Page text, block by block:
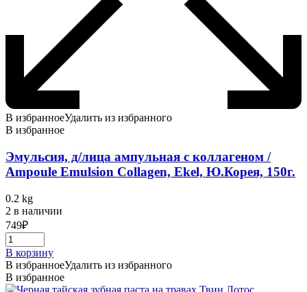
В избранноеУдалить из избранного
В избранное
Эмульсия, д/лица ампульная с коллагеном /
Ampoule Emulsion Collagen, Ekel, Ю.Корея, 150г.
0.2 kg
2 в наличии
749₽
В корзину
В избранноеУдалить из избранного
В избранное